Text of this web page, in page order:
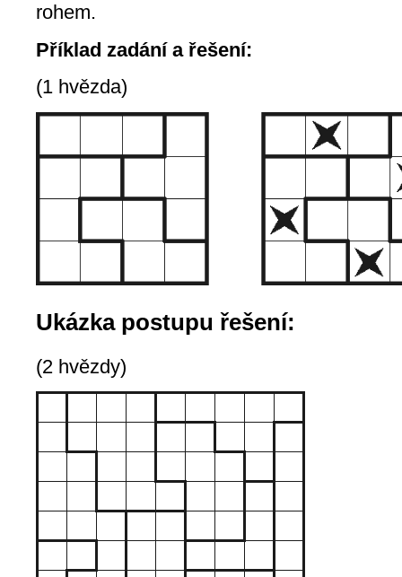
rohem.
Příklad zadání a řešení:
(1 hvězda)
Ukázka postupu řešení:
(2 hvězdy)